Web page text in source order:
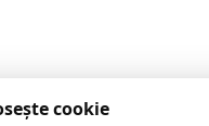
cookie